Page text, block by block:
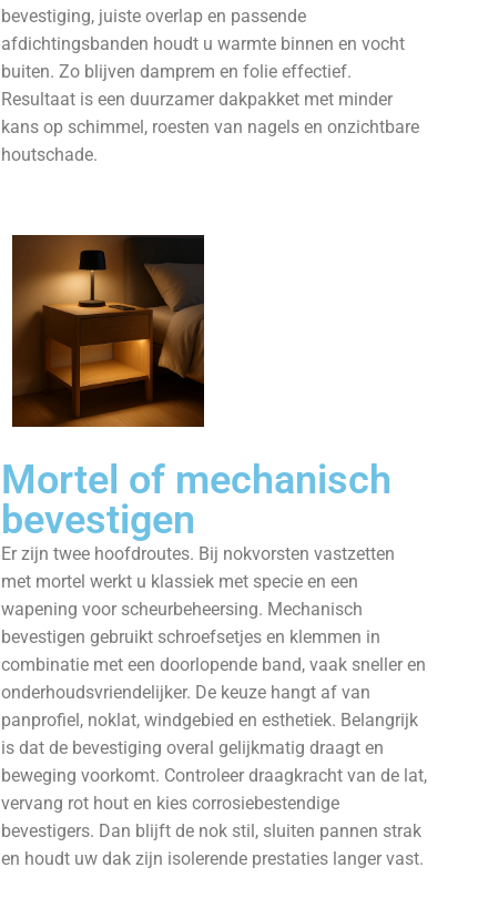
bevestiging, juiste overlap en passende
afdichtingsbanden houdt u warmte binnen en vocht
buiten. Zo blijven damprem en folie effectief.
Resultaat is een duurzamer dakpakket met minder
kans op schimmel, roesten van nagels en onzichtbare
houtschade.
Mortel of mechanisch
bevestigen
Er zijn twee hoofdroutes. Bij nokvorsten vastzetten
met mortel werkt u klassiek met specie en een
wapening voor scheurbeheersing. Mechanisch
bevestigen gebruikt schroefsetjes en klemmen in
combinatie met een doorlopende band, vaak sneller en
onderhoudsvriendelijker. De keuze hangt af van
panprofiel, noklat, windgebied en esthetiek. Belangrijk
is dat de bevestiging overal gelijkmatig draagt en
beweging voorkomt. Controleer draagkracht van de lat,
vervang rot hout en kies corrosiebestendige
bevestigers. Dan blijft de nok stil, sluiten pannen strak
en houdt uw dak zijn isolerende prestaties langer vast.